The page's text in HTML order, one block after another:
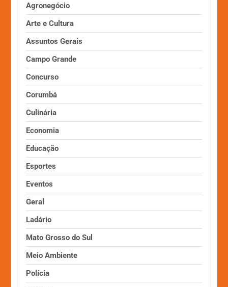
Agronegócio
Arte e Cultura
Assuntos Gerais
Campo Grande
Concurso
Corumbá
Culinária
Economia
Educação
Esportes
Eventos
Geral
Ladário
Mato Grosso do Sul
Meio Ambiente
Polícia